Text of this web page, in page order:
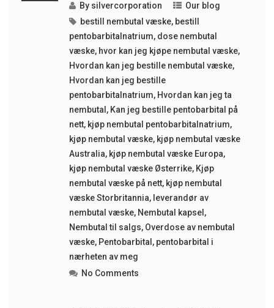
By silvercorporation
Our blog
bestill nembutal væske, bestill
pentobarbitalnatrium, dose nembutal
væske, hvor kan jeg kjøpe nembutal væske,
Hvordan kan jeg bestille nembutal væske,
Hvordan kan jeg bestille
pentobarbitalnatrium, Hvordan kan jeg ta
nembutal , Kan jeg bestille pentobarbital på
nett, kjøp nembutal pentobarbitalnatrium,
kjøp nembutal væske, kjøp nembutal væske
Australia, kjøp nembutal væske Europa,
kjøp nembutal væske Østerrike, Kjøp
nembutal væske på nett, kjøp nembutal
væske Storbritannia, leverandør av
nembutal væske, Nembutal kapsel ,
Nembutal til salgs, Overdose av nembutal
væske, Pentobarbital , pentobarbital i
nærheten av meg
No Comments